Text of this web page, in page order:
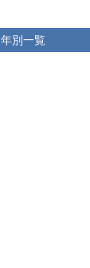
年別一覧